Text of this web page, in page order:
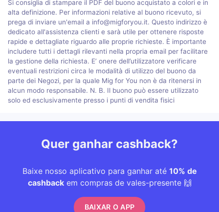
Si consiglia di stampare il PDF del buono acquistato a colori e in
alta definizione. Per informazioni relative al buono ricevuto, si
prega di inviare un'email a info@migforyou.it. Questo indirizzo è
dedicato all'assistenza clienti e sarà utile per ottenere risposte
rapide e dettagliate riguardo alle proprie richieste. È importante
includere tutti i dettagli rilevanti nella propria email per facilitare
la gestione della richiesta. E’ onere dell’utilizzatore verificare
eventuali restrizioni circa le modalità di utilizzo del buono da
parte dei Negozi, per la quale Mig for You non è da ritenersi in
alcun modo responsabile. N. B. Il buono può essere utilizzato
solo ed esclusivamente presso i punti di vendita fisici
Quer ganhar cashback?
Baixe nosso aplicativo para ganhar até 10% de
cashbackem compras de vales-presente 🙌
BAIXAR O APP